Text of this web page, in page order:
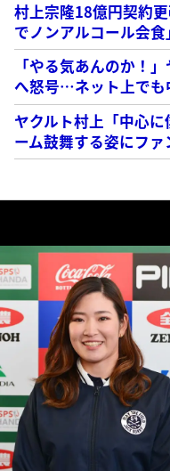
村上宗隆18億円契約
でノンアルコール会食」
「やる気あんのか！
へ怒号…ネット上でも
ヤクルト村上「中心
ーム鼓舞する姿にファ